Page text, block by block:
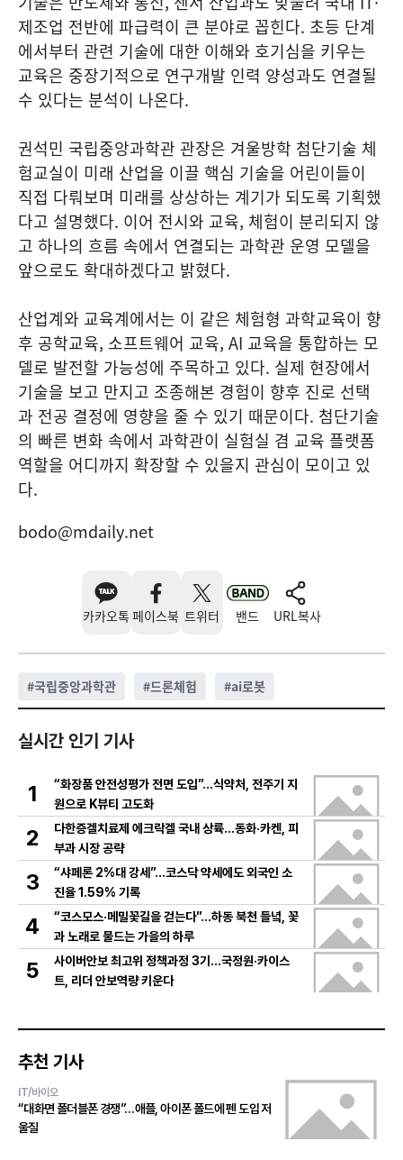
제조업 전반에 파급력이 큰 분야로 꼽힌다. 초등 단계
에서부터 관련 기술에 대한 이해와 호기심을 키우는
교육은 중장기적으로 연구개발 인력 양성과도 연결될
수 있다는 분석이 나온다.
권석민 국립중앙과학관 관장은 겨울방학 첨단기술 체
험교실이 미래 산업을 이끌 핵심 기술을 어린이들이
직접 다뤄보며 미래를 상상하는 계기가 되도록 기획했
다고 설명했다. 이어 전시와 교육, 체험이 분리되지 않
고 하나의 흐름 속에서 연결되는 과학관 운영 모델을
앞으로도 확대하겠다고 밝혔다.
산업계와 교육계에서는 이 같은 체험형 과학교육이 향
후 공학교육, 소프트웨어 교육, AI 교육을 통합하는 모
델로 발전할 가능성에 주목하고 있다. 실제 현장에서
기술을 보고 만지고 조종해본 경험이 향후 진로 선택
과 전공 결정에 영향을 줄 수 있기 때문이다. 첨단기술
의 빠른 변화 속에서 과학관이 실험실 겸 교육 플랫폼
역할을 어디까지 확장할 수 있을지 관심이 모이고 있
다.
bodo@mdaily.net
카카오톡 페이스북 트위터 밴드 URL복사
#국립중앙과학관 #드론체험 #ai로봇
실시간 인기 기사
1
“화장품 안전성평가 전면 도입”…식약처, 전주기 지
원으로 K뷰티 고도화
2
다한증겔치료제 에크락겔 국내 상륙…동화·카켄, 피
부과 시장 공략
3
“샤페론 2%대 강세”…코스닥 약세에도 외국인 소
진율 1.59% 기록
4
“코스모스·메밀꽃길을 걷는다”…하동 북천 들녘, 꽃
과 노래로 물드는 가을의 하루
5
사이버안보 최고위 정책과정 3기…국정원·카이스
트, 리더 안보역량 키운다
추천 기사
IT/바이오
“대화면 폴더블폰 경쟁”…애플, 아이폰 폴드에 펜 도입 저
울질